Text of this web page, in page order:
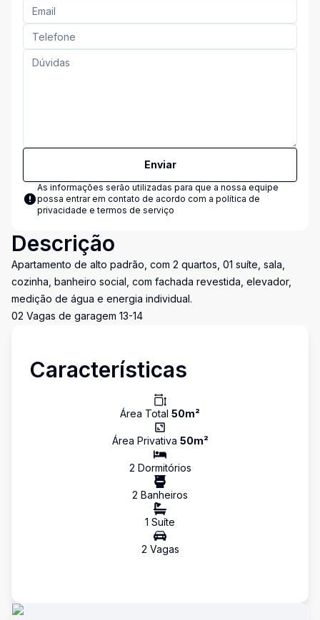
Enviar
As informações serão utilizadas para que a nossa equipe
possa entrar em contato de acordo com a política de
privacidade e termos de serviço
Descrição
Apartamento de alto padrão, com 2 quartos, 01 suíte, sala,
cozinha, banheiro social, com fachada revestida, elevador,
medição de água e energia individual.
02 Vagas de garagem 13-14
Características
Área Total 50m²
Área Privativa 50m²
2 Dormitórios
2 Banheiros
1 Suíte
2 Vagas